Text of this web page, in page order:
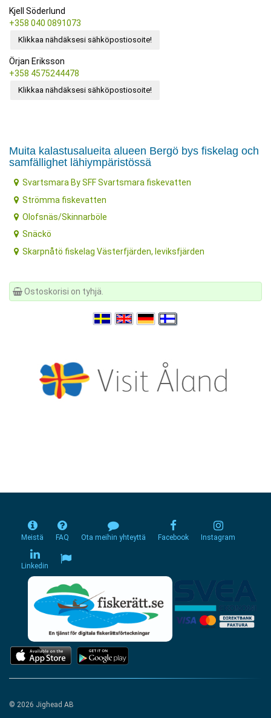
Kjell Söderlund
+358 040 0891073
Klikkaa nähdäksesi sähköpostiosoite!
Örjan Eriksson
+358 4575244478
Klikkaa nähdäksesi sähköpostiosoite!
Muita kalastusalueita alueen Bergö bys fiskelag och
samfällighet lähiympäristössä
Svartsmara By SFF Svartsmara fiskevatten
Strömma fiskevatten
Olofsnäs/Skinnarböle
Snäckö
Skarpnåtö fiskelag Västerfjärden, leviksfjärden
Ostoskorisi on tyhjä.
Meistä FAQ Ota meihin yhteyttä Facebook Instagram
Linkedin
© 2026 Jighead AB